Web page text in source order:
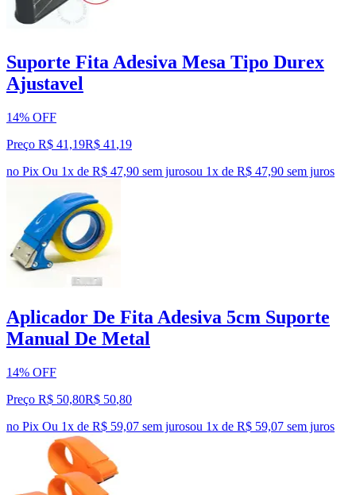
Suporte Fita Adesiva Mesa Tipo Durex
Ajustavel
14% OFF
Preço R$ 41,19R$ 41 ,19
no Pix Ou 1x de R$ 47,90 sem jurosou 1x de R$ 47,90 sem juros
Aplicador De Fita Adesiva 5cm Suporte
Manual De Metal
14% OFF
Preço R$ 50,80R$ 50,80
no Pix Ou 1x de R$ 59,07 sem jurosou 1x de R$ 59,07 sem juros